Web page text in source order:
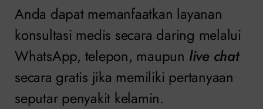
Anda dapat memanfaatkan layanan
konsultasi medis secara daring melalui
WhatsApp, telepon, maupun live chat
secara gratis jika memiliki pertanyaan
seputar penyakit kelamin.